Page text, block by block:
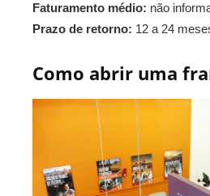
Faturamento médio: não
Prazo de retorno: 12 a 24
Como abrir uma